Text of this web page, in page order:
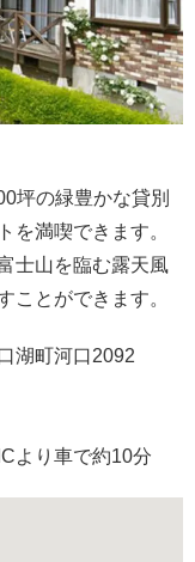
坪の緑豊かな貸別
を満喫できます。
士山を臨む露天風
ことができます。
町河口2092
り車で約10分